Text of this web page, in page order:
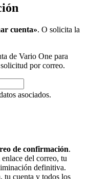
cuenta». O solicita la
de Vario One para
por correo.
asociados.
de confirmación.
del correo, tu
definitiva.
, tu cuenta y todos los